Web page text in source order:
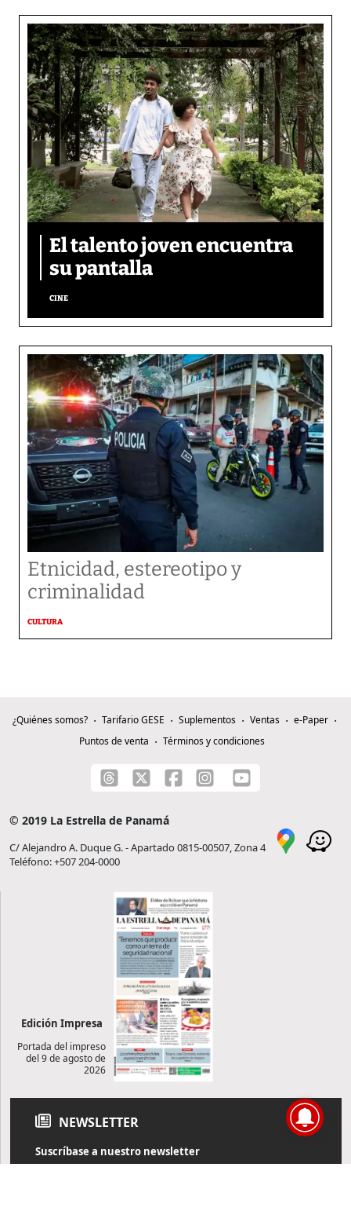
El talento joven encuentra
su pantalla​
CINE
Etnicidad, estereotipo y
criminalidad
CULTURA
¿Quiénes somos? Tarifario GESE Suplementos Ventas
e-Paper
Puntos de venta
Términos y condiciones
© 2019 La Estrella de Panamá
C/ Alejandro A. Duque G. - Apartado 0815-00507, Zona 4
Teléfono: +507 204-0000
Edición Impresa
Portada del impreso
del 9 de agosto de
2026
NEWSLETTER
Suscríbase a nuestro newsletter
Reciba diariamente información de actualidad directamente en